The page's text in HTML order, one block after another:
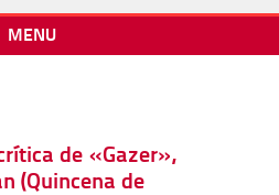
MENU
de «Gazer»,
(Quincena de